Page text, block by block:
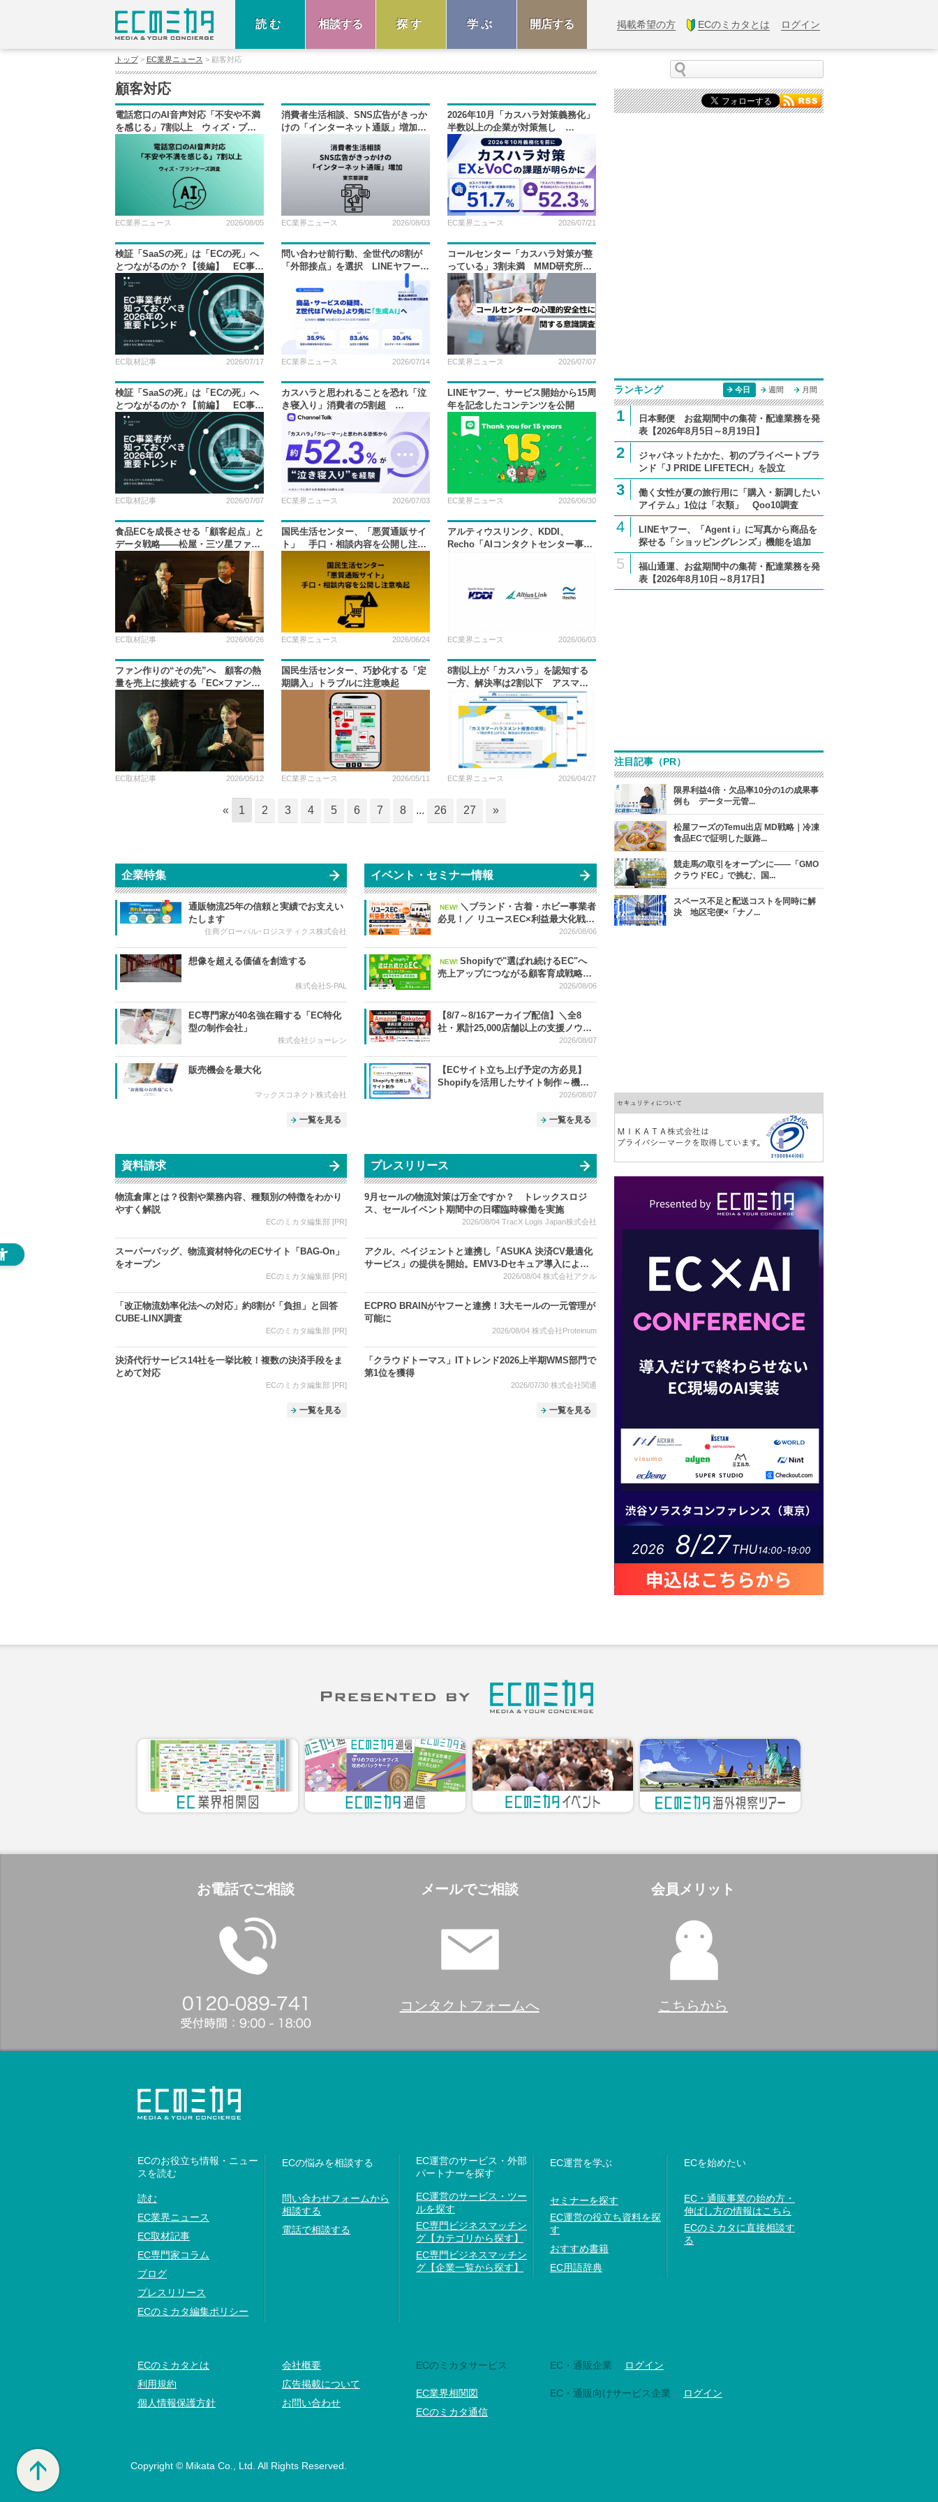
読む 相談する 探す 学ぶ 開店する 掲載希望の方 ECのミカタとは ログイン
トップ EC業界ニュース 顧客対応
顧客対応
電話窓口のAI音声対応「不安や不満
を感じる」7割以上 ウィズ・プラ
EC業界ニュース 2026/08/05
消費者生活相談、SNS広告がきっか
けの「インターネット通販」増加
EC業界ニュース 2026/08/03
2026年10月「カスハラ対策義務化」
半数以上の企業が対策無し
Channel Corporation調査
EC業界ニュース 2026/07/21
検証「SaaSの死」は「ECの死」へ
とつながるのか？【後編】 EC事業
者が知っておくべき2026年の重要ト
EC取材記事 2026/07/17
問い合わせ前行動、全世代の8割が
「外部接点」を選択 LINEヤフーコ
EC業界ニュース 2026/07/14
コールセンター「カスハラ対策が整
っている」3割未満 MMD研究所、
PKSHA調査
EC業界ニュース 2026/07/07
検証「SaaSの死」は「ECの死」へ
とつながるのか？【前編】 EC事業
者が知っておくべき2026年の重要ト
EC取材記事 2026/07/07
カスハラと思われることを恐れ「泣
き寝入り」消費者の5割超
Channel Corporation調査
EC業界ニュース 2026/07/03
LINEヤフー、サービス開始から15周
年を記念したコンテンツを公開
EC業界ニュース 2026/06/30
食品ECを成長させる「顧客起点」と
データ戦略――松屋・三ツ星ファー
ム・ZENBの実践事例
EC取材記事 2026/06/26
国民生活センター、「悪質通販サイ
ト」 手口・相談内容を公開し注意
EC業界ニュース 2026/06/24
アルティウスリンク、KDDI、
Recho「AIコンタクトセンター事
EC業界ニュース 2026/06/03
ファン作りの“その先”へ 顧客の熱
量を売上に接続する「EC×ファンマ
EC取材記事 2026/05/12
国民生活センター、巧妙化する「定
期購入」トラブルに注意喚起
EC業界ニュース 2026/05/11
8割以上が「カスハラ」を認知する
一方、解決率は2割以下 アスマー
EC業界ニュース 2026/04/27
« 1 2 3 4 5 6 7 8 ... 26 27 »
企業特集
通販物流25年の信頼と実績でお支えい
たします
住商グローバル･ロジスティクス株式会社
想像を超える価値を創造する
株式会社S-PAL
EC専門家が40名強在籍する「EC特化
型の制作会社」
株式会社ジョーレン
販売機会を最大化
マックスコネクト株式会社
一覧を見る
イベント・セミナー情報
NEW! ＼ブランド・古着・ホビー事業者
必見！／ リユースEC×利益最大化戦略
2026 ～楽天で集客＆自社ECの囲い込
2026/08/06
NEW! Shopifyで"選ばれ続けるEC"へ
売上アップにつながる顧客育成戦略を
2026/08/06
【8/7～8/16アーカイブ配信】＼全8
社・累計25,000店舗以上の支援ノウハ
ウが大集結／ Amazon vs Rakuten 徹
期で売上を伸ばす SEO・広告・セール
対策 ー
2026/08/07
【ECサイト立ち上げ予定の方必見】
Shopifyを活用したサイト制作～機能
紹介から立ち上げ時のポイントまでご
2026/08/07
一覧を見る
資料請求
物流倉庫とは？役割や業務内容、種類別の特徴をわかり
やすく解説
ECのミカタ編集部 [PR]
スーパーバッグ、物流資材特化のECサイト「BAG-On」
をオープン
ECのミカタ編集部 [PR]
「改正物流効率化法への対応」約8割が「負担」と回答
CUBE-LINX調査
ECのミカタ編集部 [PR]
決済代行サービス14社を一挙比較！複数の決済手段をま
とめて対応
ECのミカタ編集部 [PR]
一覧を見る
プレスリリース
9月セールの物流対策は万全ですか？ トレックスロジ
ス、セールイベント期間中の日曜臨時稼働を実施
2026/08/04 TracX Logis Japan株式会社
アクル、ペイジェントと連携し「ASUKA 決済CV最適化
サービス」の提供を開始。EMV3-Dセキュア導入による
売上機会の損失を防止、決済代行大手と連携強化
2026/08/04 株式会社アクル
ECPRO BRAINがヤフーと連携！3大モールの一元管理が
可能に
2026/08/04 株式会社Proteinum
「クラウドトーマス」ITトレンド2026上半期WMS部門で
第1位を獲得
2026/07/30 株式会社関通
一覧を見る
ランキング 今日 週間 月間
1
日本郵便 お盆期間中の集荷・配達業務を発
表【2026年8月5日～8月19日】
2
ジャパネットたかた、初のプライベートブラ
ンド「J PRIDE LIFETECH」を設立
3
働く女性が夏の旅行用に「購入・新調したい
アイテム」1位は「衣類」 Qoo10調査
4
LINEヤフー、「Agent i」に写真から商品を
探せる「ショッピングレンズ」機能を追加
5
福山通運、お盆期間中の集荷・配達業務を発
表【2026年8月10日～8月17日】
注目記事（PR）
限界利益4倍・欠品率10分の1の成果事
例も データ一元管...
松屋フーズのTemu出店 MD戦略｜冷凍
食品ECで証明した販路...
競走馬の取引をオープンに――「GMO
クラウドEC」で挑む、国...
スペース不足と配送コストを同時に解
決 地区宅便×「ナノ...
お電話でご相談 メールでご相談
コンタクトフォームへ
会員メリット
こちらから
ECのお役立ち情報・ニュー
スを読む
読む
EC業界ニュース
EC取材記事
EC専門家コラム
ブログ
プレスリリース
ECのミカタ編集ポリシー
ECの悩みを相談する
問い合わせフォームから
相談する
電話で相談する
EC運営のサービス・外部
パートナーを探す
EC運営のサービス・ツー
ルを探す
EC専門ビジネスマッチン
グ【カテゴリから探す】
EC専門ビジネスマッチン
グ【企業一覧から探す】
EC運営を学ぶ
セミナーを探す
EC運営の役立ち資料を探
す
おすすめ書籍
EC用語辞典
ECを始めたい
EC・通販事業の始め方・
伸ばし方の情報はこちら
ECのミカタに直接相談す
る
ECのミカタとは
利用規約
個人情報保護方針
会社概要
広告掲載について
お問い合わせ
ECのミカタサービス
EC業界相関図
ECのミカタ通信
EC・通販企業 ログイン
EC・通販向けサービス企業 ログイン
Copyright © Mikata Co., Ltd. All Rights Reserved.